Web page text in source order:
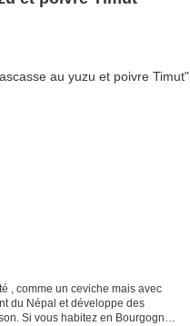
, comme un ceviche mais avec
du Népal et développe des
Si vous habitez en Bourgogne,